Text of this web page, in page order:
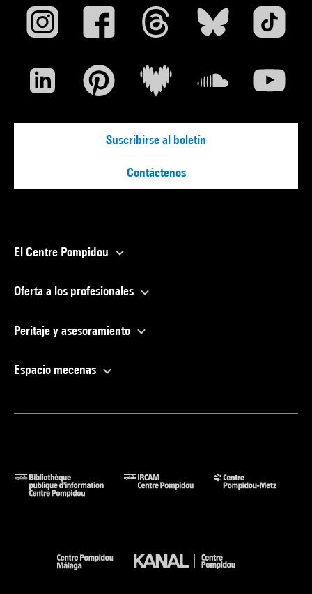
Suscribirse al boletín
Contáctenos
El Centre Pompidou
Oferta a los profesionales
Peritaje y asesoramiento
Espacio mecenas